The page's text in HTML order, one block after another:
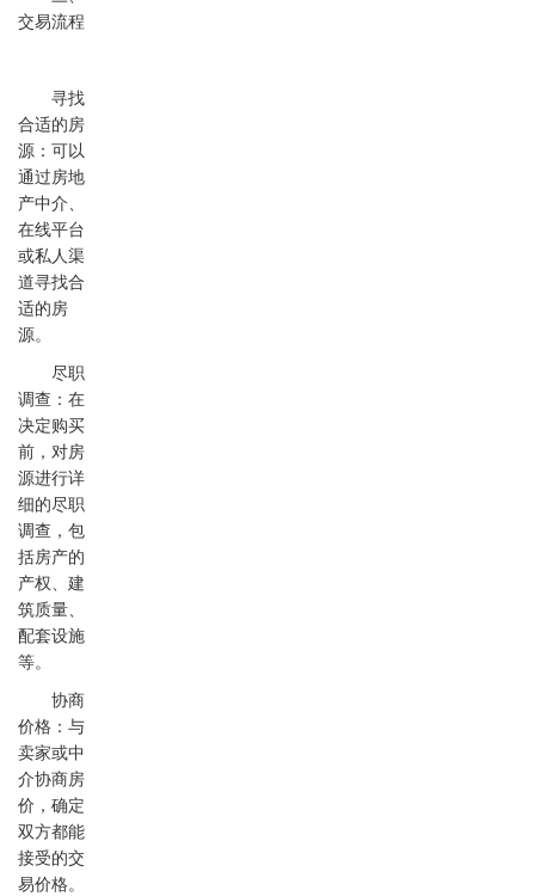
交易流程
寻找
合适的房
源：可以
通过房地
产中介、
在线平台
或私人渠
道寻找合
适的房
源。
尽职
调查：在
决定购买
前，对房
源进行详
细的尽职
调查，包
括房产的
产权、建
筑质量、
配套设施
等。
协商
价格：与
卖家或中
介协商房
价，确定
双方都能
接受的交
易价格。